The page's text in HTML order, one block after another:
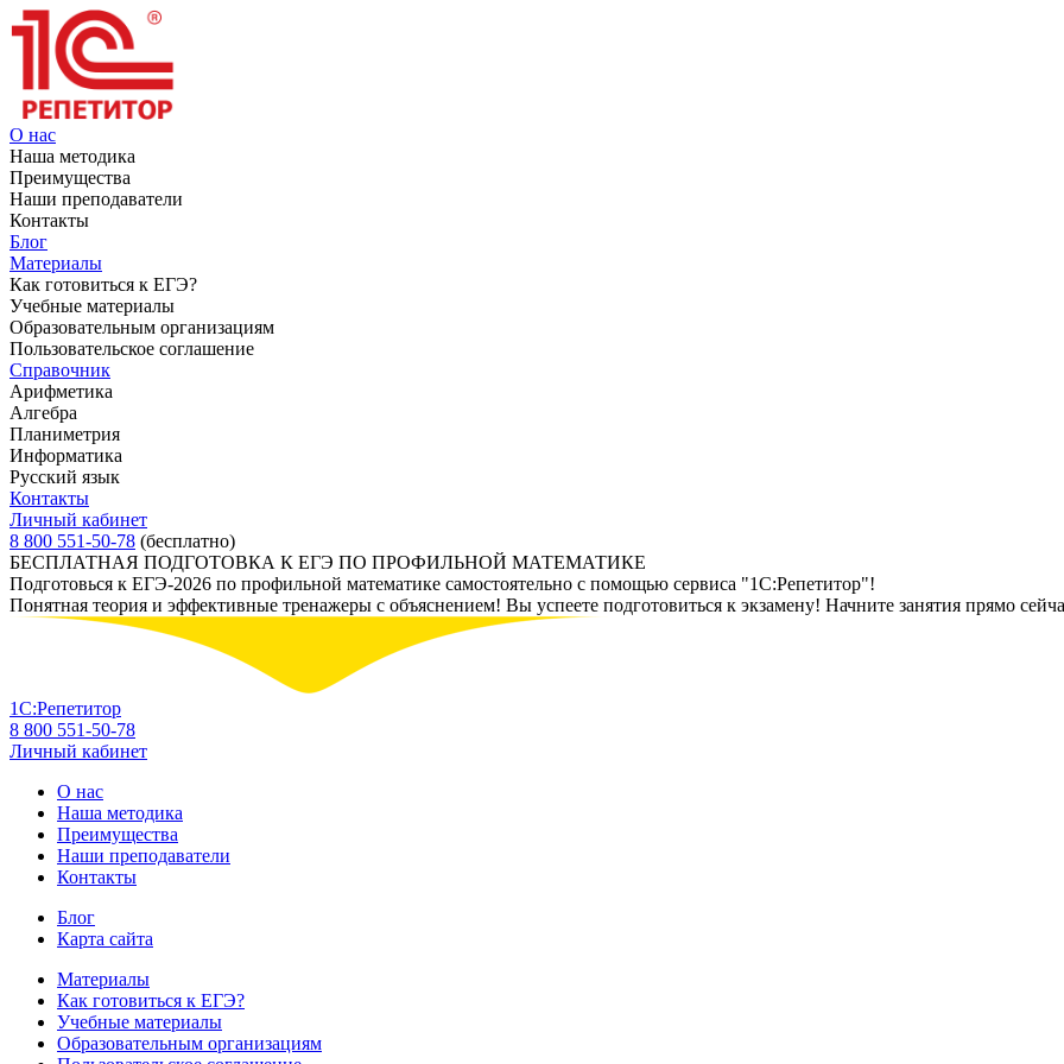
О нас
Наша методика
Преимущества
Наши преподаватели
Контакты
Блог
Материалы
Как готовиться к ЕГЭ?
Учебные материалы
Образовательным организациям
Пользовательское соглашение
Справочник
Арифметика
Алгебра
Планиметрия
Информатика
Русский язык
Контакты
Личный кабинет
8 800 551-50-78 (бесплатно)
БЕСПЛАТНАЯ ПОДГОТОВКА К ЕГЭ ПО ПРОФИЛЬНОЙ МАТЕМАТИКЕ
Подготовься к ЕГЭ-2026 по профильной математике самостоятельно с помощью сервиса "1С:Репетитор"!
Понятная теория и эффективные тренажеры с объяснением! Вы успеете подготовиться к экзамену! Начните занятия прямо
1С:Репетитор
8 800 551-50-78
Личный кабинет
О нас
Наша методика
Преимущества
Наши преподаватели
Контакты
Блог
Карта сайта
Материалы
Как готовиться к ЕГЭ?
Учебные материалы
Образовательным организациям